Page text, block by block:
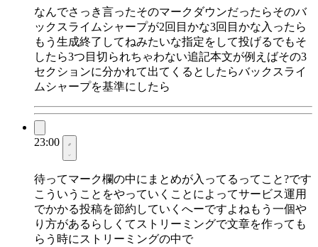
なんでさっき言ったそのマークダウンだったらそのバ
ックスライムシャープが2回目かな3回目かな入ったら
もう生成終了してねみたいな指定をして投げるでもそ
したら3つ目切られちゃわない追記本文が例えばその3
セクションに分かれて出てくるとしたらバックスライ
ムシャープを基準にしたら
23:00
待ってマーク欄の中にまとめが入ってるってこと?です
こういうことをやっていくことによってサービス運用
でかかる投稿を節約していくへーですよねもう一個や
り方があるらしくてストリーミングで文章を作っても
らう時にストリーミングの中で